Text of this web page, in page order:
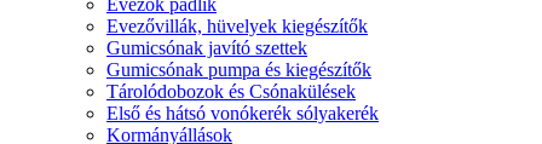
Evezők pádlik
Evezővillák, hüvelyek kiegészítők
Gumicsónak javító szettek
Gumicsónak pumpa és kiegészítők
Tárolódobozok és Csónakülések
Első és hátsó vonókerék sólyakerék
Kormányállások